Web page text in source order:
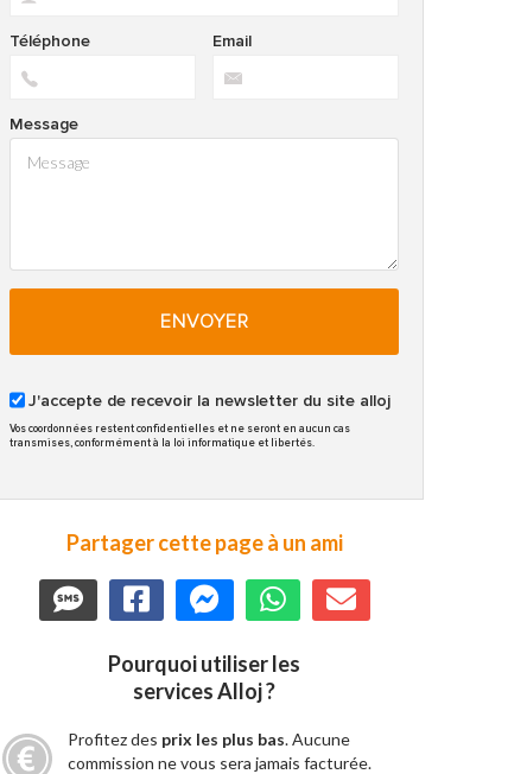
Email
Téléphone
Message
ENVOYER
J'accepte de recevoir la newsletter du site alloj
Vos coordonnées restent confidentielles et ne seront en aucun cas
transmises, conformément à la loi informatique et libertés.
Partager cette page à un ami
Pourquoi utiliser les
services Alloj ?
Profitez des prix les plus bas. Aucune
commission ne vous sera jamais facturée.